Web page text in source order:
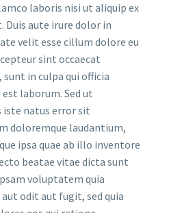
laboris nisi ut aliquip ex
Duis aute irure dolor in
velit esse cillum dolore eu
sint occaecat
in culpa qui officia
laborum. Sed ut
iste natus error sit
doloremque laudantium,
ipsa quae ab illo inventore
beatae vitae dicta sunt
voluptatem quia
odit aut fugit, sed quia